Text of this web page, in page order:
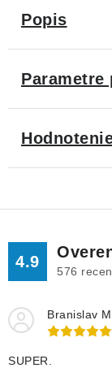
Popis
Parametre
4.9
576
Branislav
SUPER.